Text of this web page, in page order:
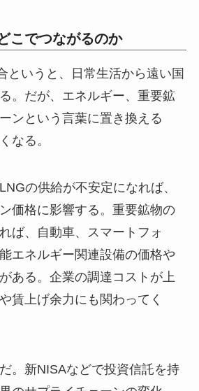
こでつながるのか
というと、日常生活から遠い国
。だが、エネルギー、重要鉱
ンという言葉に置き換える
なる。
の供給が不安定になれば、
価格に影響する。重要鉱物の
ば、自動車、スマートフォ
エネルギー関連設備の価格や
ある。企業の調達コストが上
賃上げ余力にも関わってく
。新NISAなどで投資信託を持